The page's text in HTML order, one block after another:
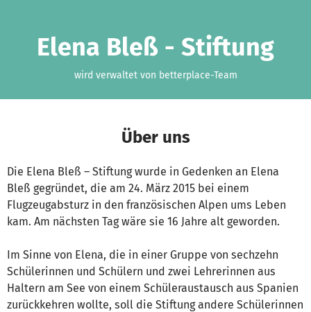
Elena Bleß - Stiftung
wird verwaltet von betterplace-Team
Über uns
Die Elena Bleß – Stiftung wurde in Gedenken an Elena
Bleß gegründet, die am 24. März 2015 bei einem
Flugzeugabsturz in den französischen Alpen ums Leben
kam. Am nächsten Tag wäre sie 16 Jahre alt geworden.
Im Sinne von Elena, die in einer Gruppe von sechzehn
Schülerinnen und Schülern und zwei Lehrerinnen aus
Haltern am See von einem Schüleraustausch aus Spanien
zurückkehren wollte, soll die Stiftung andere Schülerinnen